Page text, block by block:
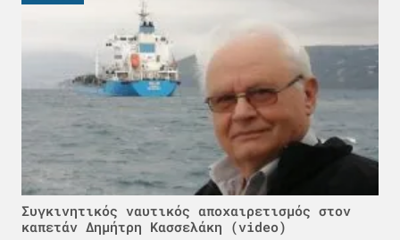
Συγκινητικός ναυτικός αποχαιρετισμός στον
καπετάν Δημήτρη Κασσελάκη (video)